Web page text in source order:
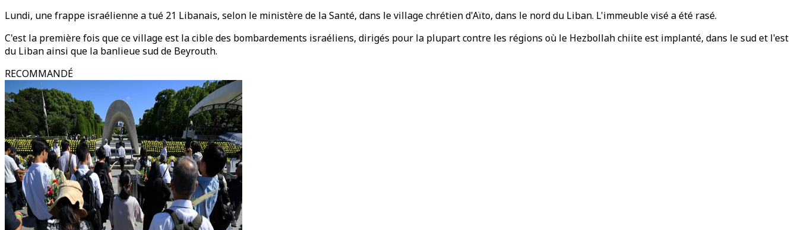
Lundi, une frappe israélienne a tué 21 Libanais, selon le ministère de la Santé, dans le village chrétien d'Aïto, dans le nord du Liban. L'immeuble visé a été rasé.
C'est la première fois que ce village est la cible des bombardements israéliens, dirigés pour la plupart contre les régions où le Hezbollah chiite est implanté, dans le sud et l'est
du Liban ainsi que la banlieue sud de Beyrouth.
RECOMMANDÉ